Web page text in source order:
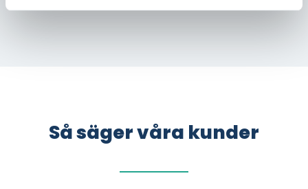
Så säger våra kunder